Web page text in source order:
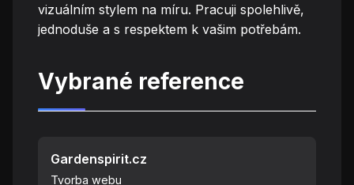
vizuálním stylem na míru. Pracuji spolehlivě,
jednoduše a s respektem k vašim potřebám.
Vybrané reference
Gardenspirit.cz
Tvorba webu